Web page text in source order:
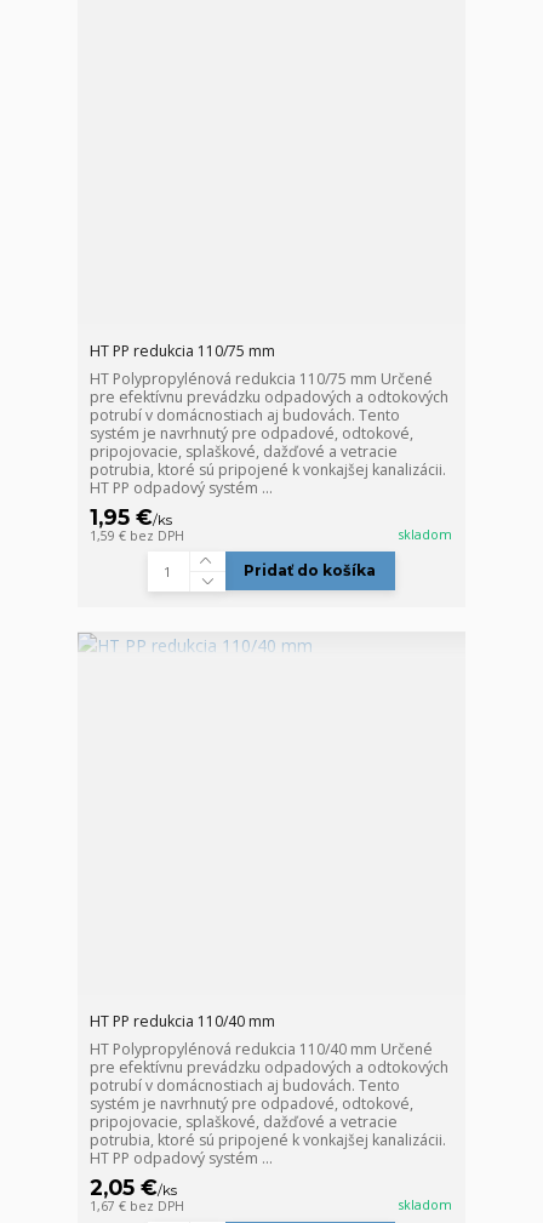
HT PP redukcia 110/75 mm
HT Polypropylénová redukcia 110/75 mm Určené
pre efektívnu prevádzku odpadových a odtokových
potrubí v domácnostiach aj budovách. Tento
systém je navrhnutý pre odpadové, odtokové,
pripojovacie, splaškové, dažďové a vetracie
potrubia, ktoré sú pripojené k vonkajšej kanalizácii.
HT PP odpadový systém ...
1,95 €/ks
1,59 € bez DPH skladom
Pridať do košíka
HT PP redukcia 110/40 mm
HT Polypropylénová redukcia 110/40 mm Určené
pre efektívnu prevádzku odpadových a odtokových
potrubí v domácnostiach aj budovách. Tento
systém je navrhnutý pre odpadové, odtokové,
pripojovacie, splaškové, dažďové a vetracie
potrubia, ktoré sú pripojené k vonkajšej kanalizácii.
HT PP odpadový systém ...
2,05 €/ks
1,67 € bez DPH skladom